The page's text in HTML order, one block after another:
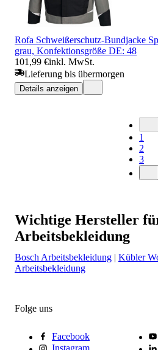
Rofa Schweißerschutz-Bundjacke
grau, Konfektionsgröße DE: 48
101,99 €inkl. MwSt.
Lieferung bis übermorgen
Details anzeigen
1
2
3
Wichtige Hersteller
Arbeitsbekleidung
Bosch Arbeitsbekleidung | Kübler
Arbeitsbekleidung
Folge uns
Facebook